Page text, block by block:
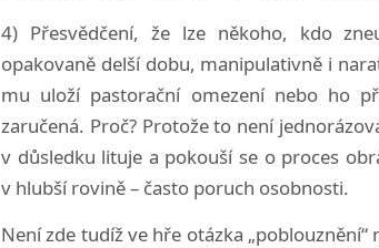
4) Přesvědčení, že lze někoho, kdo
opakovaně delší dobu, manipulativně i
mu uloží pastorační omezení nebo ho
zaručená. Proč? Protože to není
v důsledku lituje a pokouší se o proces
v hlubší rovině – často poruch osobnosti.
Není zde tudíž ve hře otázka